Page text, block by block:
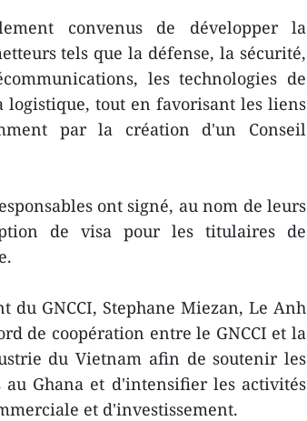
convenus de développer la
tels que la défense, la sécurité,
les technologies de
tout en favorisant les liens
par la création d'un Conseil
ont signé, au nom de leurs
de visa pour les titulaires de
du GNCCI, Stephane Miezan, Le Anh
de coopération entre le GNCCI et la
du Vietnam afin de soutenir les
Ghana et d'intensifier les activités
et d'investissement.